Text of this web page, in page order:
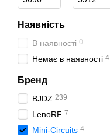
Наявність
В наявності 0
Немає в наявності 4
Бренд
BJDZ 239
LenoRF 7
Mini-Circuits 4